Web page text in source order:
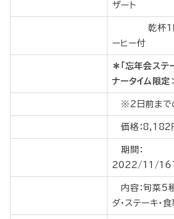
ザート
乾杯1ドリ
ーヒー付
＊「忘年会ステ
ナータイム限定
※2日前まで
価格：8,182
期間：
2022/11/
内容：旬菜5種
ダ・ステーキ・